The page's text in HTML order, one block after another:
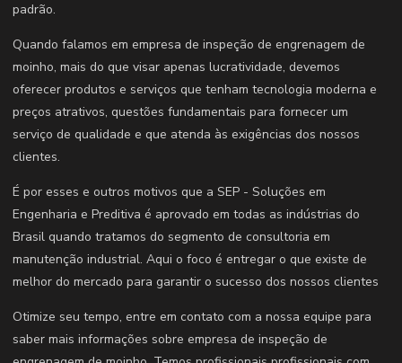
padrão.
Quando falamos em empresa de inspeção de engrenagem de
moinho, mais do que visar apenas lucratividade, devemos
oferecer produtos e serviços que tenham tecnologia moderna e
preços atrativos, questões fundamentais para fornecer um
serviço de qualidade e que atenda às exigências dos nossos
clientes.
É por esses e outros motivos que a SEP - Soluções em
Engenharia e Preditiva é aprovado em todas as indústrias do
Brasil quando tratamos do segmento de consultoria em
manutenção industrial. Aqui o foco é entregar o que existe de
melhor do mercado para garantir o sucesso dos nossos clientes
Otimize seu tempo, entre em contato com a nossa equipe para
saber mais informações sobre empresa de inspeção de